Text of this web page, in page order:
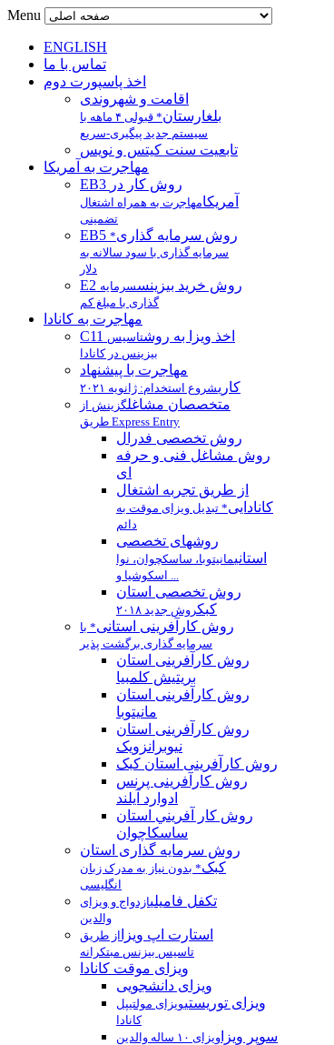
Menu
ENGLISH
تماس با ما
اخذ پاسپورت دوم
اقامت و شهروندی
بلغارستان
* قبولی ۴ ماهه با
سیستم جدید پیگیری-سریع
تابعیت سنت کیتس و نویس
مهاجرت به آمریکا
EB3 روش کار در
آمریکامهاجرت به همراه اشتغال
تضمینی
EB5 روش سرمایه گذاری*
سرمایه گذاری با سود سالانه به
دلار
E2 روش خرید بیزینسسرمایه
گذاری با مبلغ کم
مهاجرت به کانادا
C11 اخذ ویزا به روشتاسیس
بیزینس در کانادا
مهاجرت با پیشنهاد
کاریشروع استخدام: ژانویه ۲۰۲۱
متخصصان مشاغلگزینش از
طریق Express Entry
روش تخصصی فدرال
روش مشاغل فنی و حرفه
ای
از طریق تجربه اشتغال
کانادایی* تبدیل ویزای موقت به
دائم
روشهای تخصصی
استانیمانیتوبا، ساسکچوان، نوا
اسکوشیا و ...
روش تخصصی استان
كبكروش جدید ۲۰۱۸
روش کارآفرینی استانی* با
سرمایه گذاری برگشت پذیر
روش كارآفرينی استان
بريتيش كلمبيا
روش کارآفرینی استان
مانيتوبا
روش کارآفرینی استان
نیوبرانزویک
روش کارآفرینی استان کبک
روش کارآفرینی پرنس
ادوارد آیلند
روش كار آفريني استان
ساسکاچوان
روش سرمایه گذاری استان
کبک* بدون نیاز به مدرک زبان
انگلیسی
تکفل فامیلیازدواج و ویزای
والدین
استارت اپ ویزا
از طریق
تاسیس بیزنس مبتکرانه
ویزای موقت کانادا
ویزای دانشجویی
ویزای توریستیویزای مولتیپل
کانادا
سوپر ویزا ویزای ۱۰ ساله والدین